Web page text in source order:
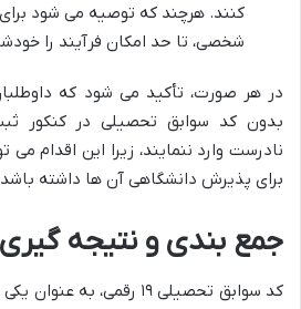
کنند. هرچند که توصیه می شود
شخصی، تا حد امکان فرآیند را
در هر صورت، تأکید می شود که
بدون کد سوابق تحصیلی در کنکور
نادرست وارد ننمایند، زیرا این اقدام می
برای پذیرش دانشگاهی آن ها داشته
جمع بندی و نتیجه گیری
کد سوابق تحصیلی ۱۹ رقمی،